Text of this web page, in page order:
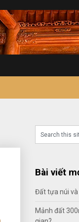
Bài viết
Đất tựa núi và
Mảnh đất